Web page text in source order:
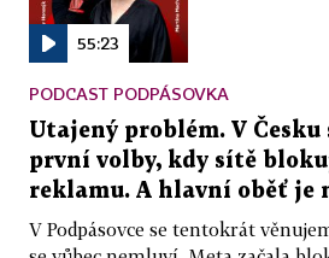
55:23
PODCAST PODPÁSOVKA
Utajený problém. V Česku
první volby, kdy sítě
reklamu. A hlavní oběť je
V Podpásovce se tentokrát